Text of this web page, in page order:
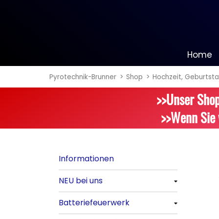
Home
Alle anzeigen
Alle anzeigen
Pyrotechnik-Brunner Shop Hochzeit,
>>Unser
>>Wenn
Informationen
NEU bei uns
Alle anzeigen
Batteriefeuerwerk